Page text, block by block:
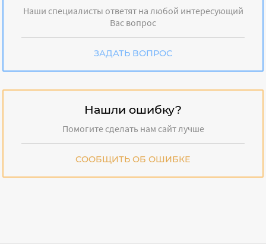
Наши специалисты ответят на любой интересующий
Вас вопрос
ЗАДАТЬ ВОПРОС
Нашли ошибку?
Помогите сделать нам сайт лучше
СООБЩИТЬ ОБ ОШИБКЕ